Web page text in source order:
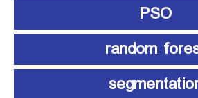
PSO
random